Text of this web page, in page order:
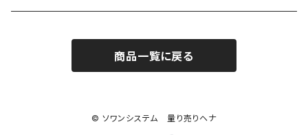
商品一覧に戻る
© ソワンシステム 量り売りヘナ